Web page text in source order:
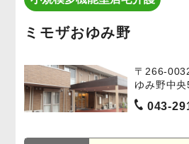
ミモザおゆみ野
〒266-
ゆみ野中
043-